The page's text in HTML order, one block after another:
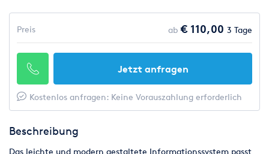
Preis ab € 110,00 3 Tage
Jetzt anfragen
Kostenlos anfragen: Keine Vorauszahlung erforderlich
Beschreibung
Das leichte und modern gestaltete Informationssystem passt